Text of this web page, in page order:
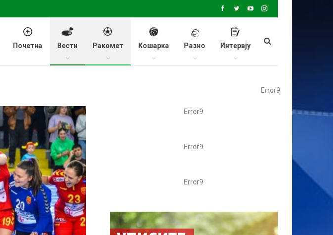
Почетна Вести Ракомет Кошарка Разно Интервју
Error9
Error9
Error9
Error9